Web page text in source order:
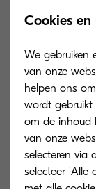
KYOCERA
China) en
general
bij
in Osaka,
Takuya
om de
Cookies
We gebruiken
van onze
helpen ons
wordt gebruikt
om de inhoud
van onze
selecteren via
selecteer 'Alle